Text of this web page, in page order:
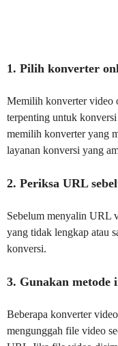
1. Pilih konverter
Memilih konverter video
terpenting untuk
memilih konverter yang
layanan konversi yang
2. Periksa URL
Sebelum menyalin URL
yang tidak lengkap atau
konversi.
3. Gunakan metode
Beberapa konverter
mengunggah file video